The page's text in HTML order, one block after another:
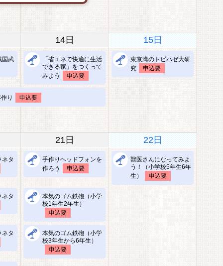
14日 15日
国武
「省エネで快適に生活
できる家」をつくって
みよう
申込要
東京湾のトビハゼ大研
究
申込要
り 申込要
21日 22日
ネタ
手作りヘッドフォンを
作ろう
申込要
獣医さんになってみよ
う！（小学校5年生6年
生）
申込要
ネタ
本気のゴム鉄砲（小学
校1年生2年生）
申込要
ネタ
本気のゴム鉄砲（小学
校3年生から6年生）
申込要